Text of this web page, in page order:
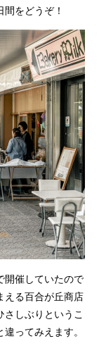
をどうぞ！
開催していたので
える百合が丘商店
しぶりというこ
ってみえます。